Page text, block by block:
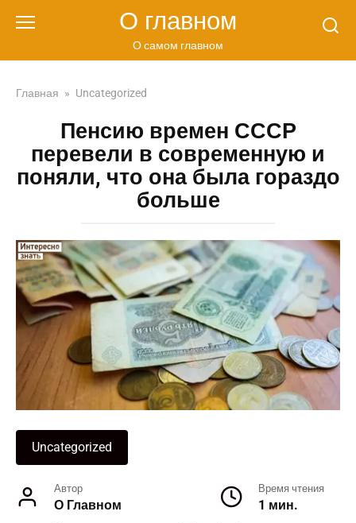
О главном
О самом главном
Главная » Uncategorized
Пенсию времен СССР
перевели в современную и
поняли, что она была гораздо
больше
Uncategorized
Автор
О Главном
Время чтения
1 мин.